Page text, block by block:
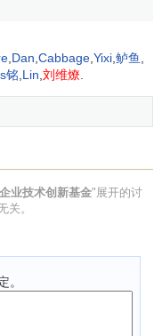
传统优势，加入
中小企业、尤其是科
、
具有良好产业化前景
Dan Cabbage Yixi 鲈鱼
铭 Lin 刘维燎
业技术创新基金"展开的讨
关。
。